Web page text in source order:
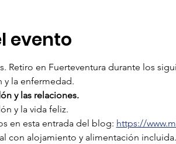
evento
Retiro en Fuerteventura durante los
y la enfermedad.
y las relaciones.
y la vida feliz.
en esta entrada del blog: https://
con alojamiento y alimentación incluida.